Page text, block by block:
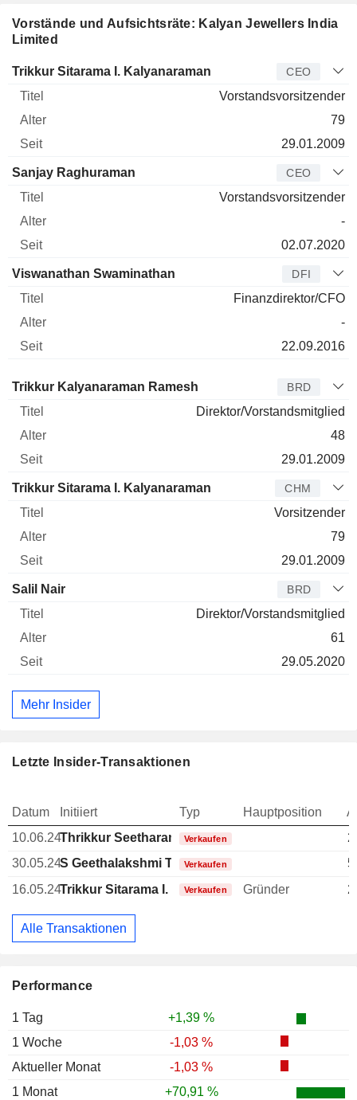
Performance
1 Tag
+1,39 %
1 Woche
-1,03 %
Aktueller Monat
-1,03 %
1 Monat
+70,91 %
Vorstände und Aufsichtsräte: Kalyan Jewellers India
Limited
Manager Titel Alter Seit
Trikkur Sitarama I. Kalyanaraman CEO
Vorstandsvorsitzender
79
29.01.2009
Sanjay Raghuraman CEO
Vorstandsvorsitzender
-
02.07.2020
Viswanathan Swaminathan DFI
Finanzdirektor/CFO
-
22.09.2016
Verwaltungsratsmitglied Titel Alter
Trikkur Kalyanaraman Ramesh BRD
Direktor/Vorstandsmitglied
48
29.01.2009
Trikkur Sitarama I. Kalyanaraman CHM
Vorsitzender
79
29.01.2009
Salil Nair BRD
Direktor/Vorstandsmitglied
61
29.05.2020
Mehr Insider
Letzte Insider-Transaktionen
Datum Initiiert Typ Hauptposition
10.06.24Thrikkur Seetharama Iyer Anantharaman
Verkaufen
30.05.24S Geethalakshmi T Verkaufen
16.05.24Trikkur Sitarama I. Kalyanaraman
Verkaufen Gründer
Alle Transaktionen